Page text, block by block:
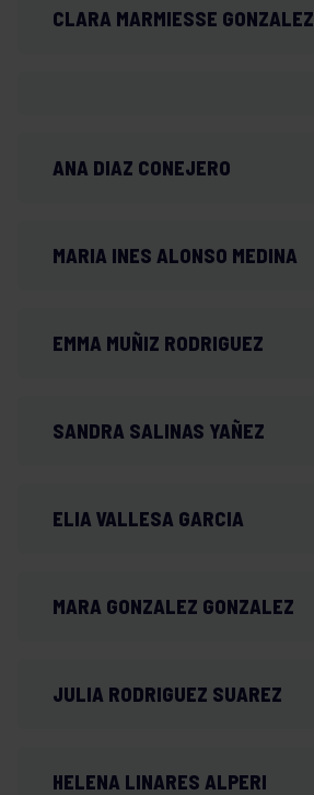
CLARA MARMIESSE GONZALEZ
ANA DIAZ CONEJERO
MARIA INES ALONSO MEDINA
EMMA MUÑIZ RODRIGUEZ
SANDRA SALINAS YAÑEZ
ELIA VALLESA GARCIA
MARA GONZALEZ GONZALEZ
JULIA RODRIGUEZ SUAREZ
HELENA LINARES ALPERI